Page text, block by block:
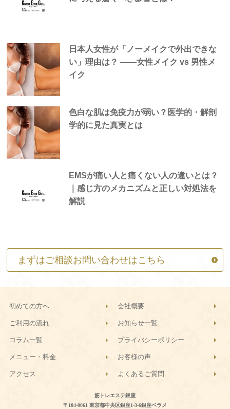
日本人女性が「ノーメイクで外出できな
い」理由は？ —―女性メイク vs 男性メ
イク
色白な肌は免疫力が弱い？医学的・解剖
学的に見た真実とは
EMSが痛い人と痛くない人の違いとは？
｜感じ方のメカニズムと正しい対処法を
解説
まずはご相談お問い合わせはこちら
筋トレエステ銀座
〒104-0061 東京都中央区銀座1-3-6銀座ベラメ
初めての方へ 会社概要
ご利用の流れ お知らせ一覧
コラム一覧 プライバシーポリシー
メニュー・料金 お客様の声
アクセス よくあるご質問